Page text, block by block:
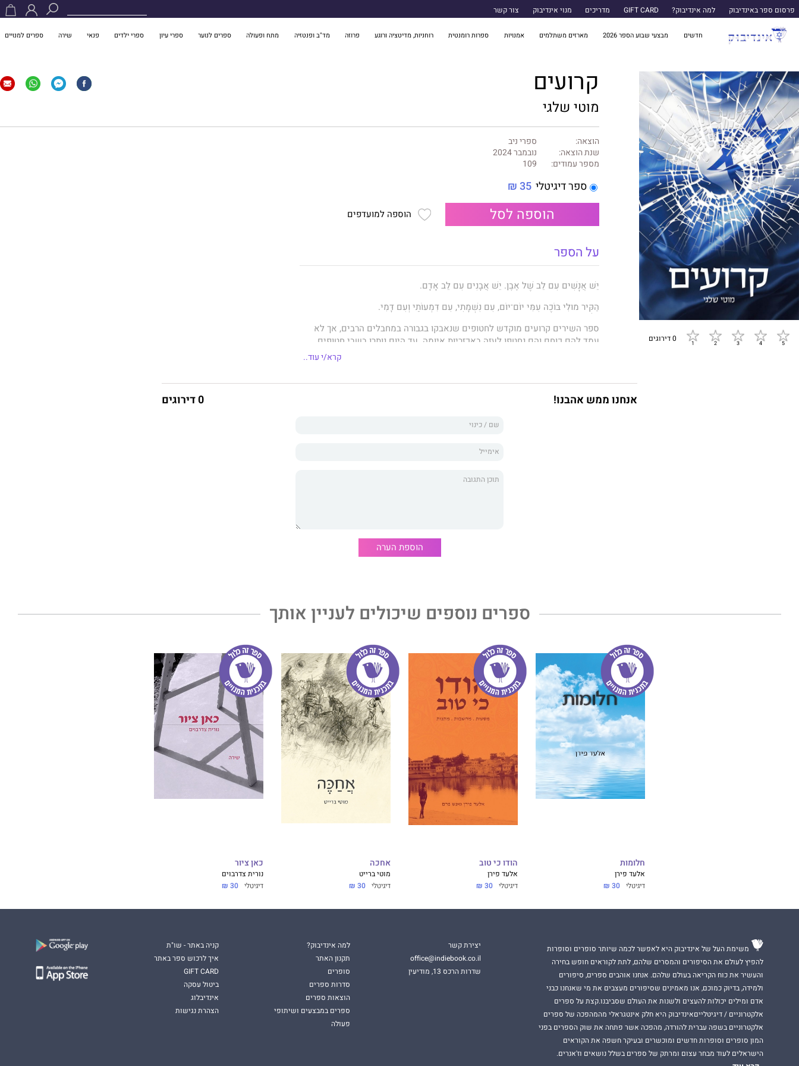
פרסום ספר באינדיבוק למה אינדיבוק? GIFT CARD מדריכים מנוי אינדיבוק צור קשר
חדשים מבצעי שבוע הספר 2026 מארזים משתלמים אמנויות ספרות רומנטית רוחניות, מדיטציה ורוגע פרוזה מד"ב ופנטזיה מתח ופעולה ספרים לנוער ספרי עיון ספרי ילדים פנאי שירה ספרים למנויים
0 דירוגים
קרועים
מוטי שלגי
הוצאה:
ספרי ניב
שנת הוצאה:
נובמבר 2024
מספר עמודים:
109
ספר דיגיטלי 35 ₪
הוספה לסל הוספה למועדפים
על הספר
יֵשׁ אֲנָשִׁים עִם לֵב שֶׁל אֶבֶן. יֵשׁ אֲבָנִים עִם לֵב אָדָם.
הַקִּיר מוּלִי בּוֹכֶה עִמִּי יוֹם־יוֹם, עִם נִשְׁמָתִי, עִם דִּמְעוֹתַי וְעִם דָּמִי.
ספר השירים קרועים מוקדש לחטופים שנאבקו בגבורה במחבלים הרבים, אך לא
עמד להם כוחם והם נחטפו לעזה באכזריות איומה. עד היום נותרו בשבי חטופים
נתתי ביטוי גם לחיילים האמיצים ולאלה שנפגעו במלחמה והתייחסתי לסבלם
החטופים בעסקה או בכל דרך אפשרית אחרת.
מבטאים תקווה ועידוד. הספר מתייחס גם לשאלות הגותיות, כמו מלחמה ושלום,
זה ספר השירים השני שלו. הראשון – "ספקטרום", יצא לאור בהוצאת היימן את
קרא/י עוד..
אנחנו ממש אהבנו! 0 דירוגים
הוספת הערה
ספרים נוספים שיכולים לעניין אותך
חלומות
אלעד פירן
דיגיטלי 30 ₪
הודו כי טוב
אלעד פירן
דיגיטלי 30 ₪
אחכה
מוטי ברייט
דיגיטלי 30 ₪
כאן ציור
נורית צדרבוים
דיגיטלי 30 ₪
משימת העל של אינדיבוק היא לאפשר לכמה שיותר סופרים וסופרות
להפיץ לעולם את הסיפורים והמסרים שלהם, לתת לקוראים חופש בחירה
והעשיר את כוח הקריאה בעולם שלהם. אנחנו אוהבים ספרים, סיפורים
ולמידה, בדיוק כמוכם, אנו מאמינים שסיפורים מעצבים את מי שאנחנו כבני
אדם ומילים יכולות להעצים ולשנות את העולם שסביבנו.קצת על ספרים
אלקטרוניים / דיגיטלייםאינדיבוק היא חלק אינטגראלי מהמהפכה של ספרים
אלקטרוניים בשפה עברית להורדה, מהפכה אשר פתחה את שוק הספרים בפני
המון סופרים וסופרות חדשים ומוכשרים ובעיקר חשפה את הקוראים
הישראלים לעוד מבחר עצום ומרתק של ספרים בשלל נושאים וז'אנרים.
יצירת קשר
office@indiebook.co.il
שדרות הרכס 13, מודיעין
למה אינדיבוק?
תקנון האתר
סופרים
סדרות ספרים
הוצאות ספרים
ספרים במבצעים ושיתופי
פעולה
קניה באתר - שו"ת
איך לרכוש ספר באתר
GIFT CARD
ביטול עסקה
אינדיבלוג
הצהרת נגישות